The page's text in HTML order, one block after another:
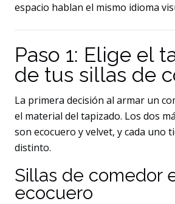
espacio hablan el mismo idioma
Paso 1: Elige el
de tus sillas de
La primera decisión al armar un
el material del tapizado. Los dos
son ecocuero y velvet, y cada uno
distinto.
Sillas de comedor
ecocuero